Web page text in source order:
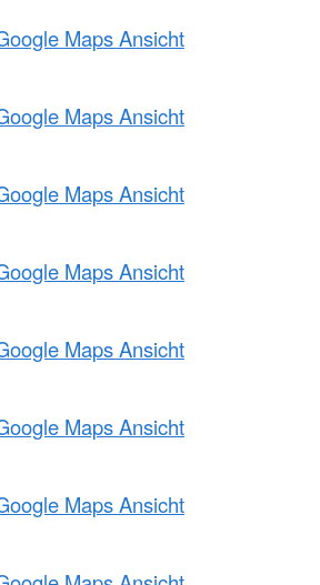
Maps Ansicht
Maps Ansicht
Maps Ansicht
Maps Ansicht
Maps Ansicht
Maps Ansicht
Maps Ansicht